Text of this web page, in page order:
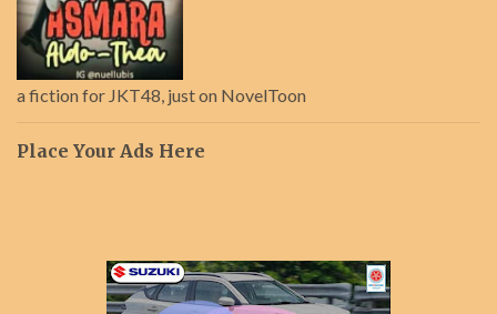
a fiction for JKT48, just on NovelToon
Place Your Ads Here